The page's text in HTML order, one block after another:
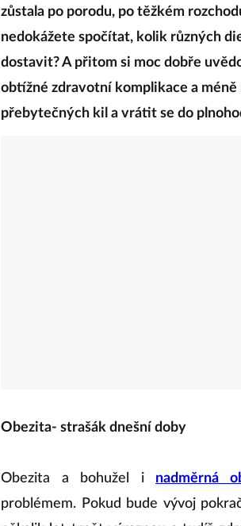
zůstala po porodu, po těžkém
nedokážete spočítat, kolik různých
dostavit? A přitom si moc dobře
obtížné zdravotní komplikace a
přebytečných kil a vrátit se do
Obezita- strašák dnešní doby
Obezita a bohužel i nadměrná
problémem. Pokud bude vývoj